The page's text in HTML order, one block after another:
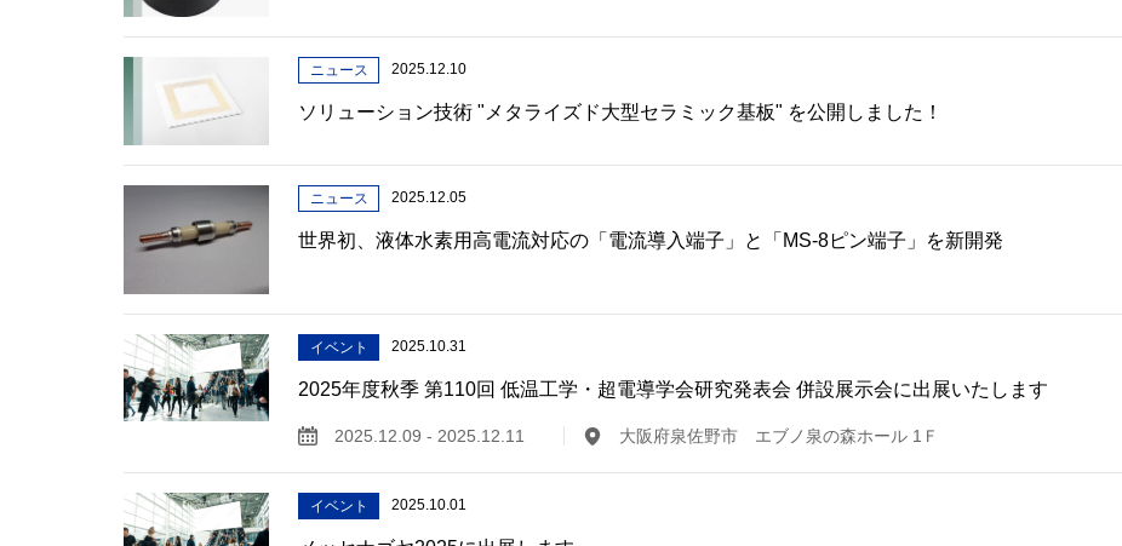
ニュース 2025.12.10
ソリューション技術 "メタライズド大型セラミック基板" を公開しました！
ニュース 2025.12.05
世界初、液体水素用高電流対応の「電流導入端子」と「MS-8ピン端子」を新開発
イベント 2025.10.31
2025年度秋季 第110回 低温工学・超電導学会研究発表会 併設展示会に出展いたします
2025.12.09 - 2025.12.11 大阪府泉佐野市 エブノ泉の森ホール 1Ｆ
イベント 2025.10.01